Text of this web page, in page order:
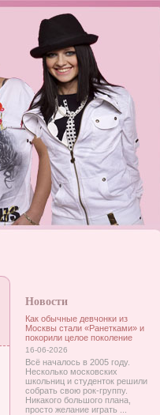
Новости
Как обычные девчонки из
Москвы стали «Ранетками» и
покорили целое поколение
16-06-2026
Всё началось в 2005 году.
Несколько московских
школьниц и студенток решили
собрать свою рок-группу.
Никакого большого плана,
просто желание играть ...